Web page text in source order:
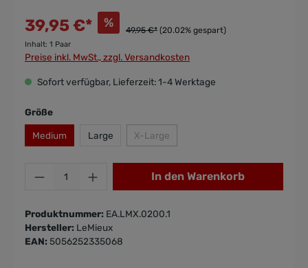
39,95 €* % 49,95 €* (20.02% gespart)
Inhalt: 1 Paar
Preise inkl. MwSt., zzgl. Versandkosten
Sofort verfügbar, Lieferzeit: 1-4 Werktage
Größe
Medium Large X-Large
In den Warenkorb
Produktnummer: EA.LMX.0200.1
Hersteller: LeMieux
EAN: 5056252335068